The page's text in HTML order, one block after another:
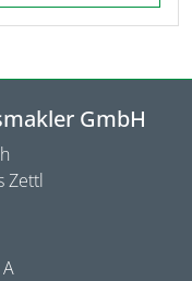
GmbH
Zettl